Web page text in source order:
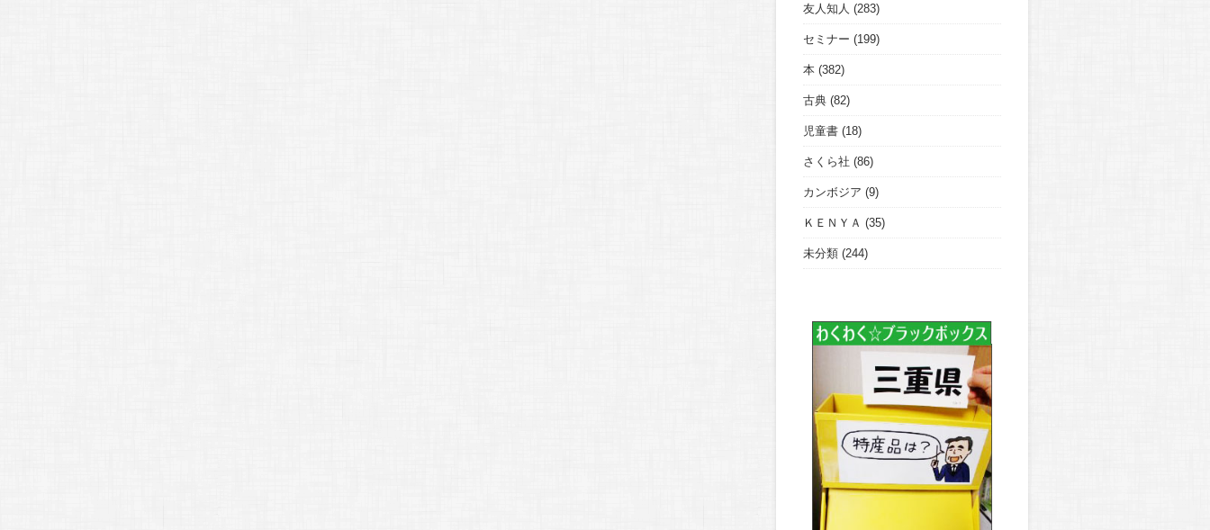
友人知人 (283)
セミナー (199)
本 (382)
古典 (82)
児童書 (18)
さくら社 (86)
カンボジア (9)
ＫＥＮＹＡ (35)
未分類 (244)